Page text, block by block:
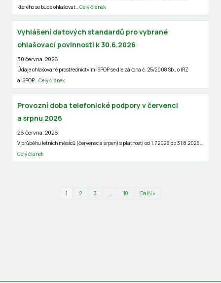
kterého se bude ohlašovat…Celý článek
Vyhlášení datových standardů pro vybrané
ohlašovací povinnosti k 30.6.2026
30 června, 2026
Údaje ohlašované prostřednictvím ISPOP se dle zákona č. 25/2008 Sb., o IRZ
a ISPOP,…Celý článek
Provozní doba telefonické podpory v červenci
a srpnu 2026
26 června, 2026
V průběhu letních měsíců (červenec a srpen) s platností od 1.7.2026 do 31.8.2026…
Celý článek
1 2 3 … 18 Další »